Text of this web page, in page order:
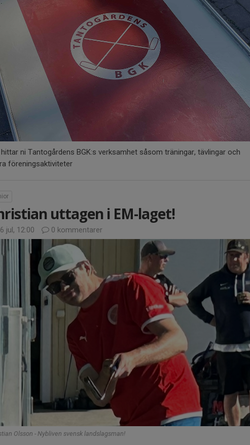
ni Tantogårdens BGK:s verksamhet såsom träningar, tävlingar och
föreningsaktiviteter
uttagen i EM-laget!
jul, 12:00 0 kommentarer
Olsson - Nybliven svensk landslagsman!